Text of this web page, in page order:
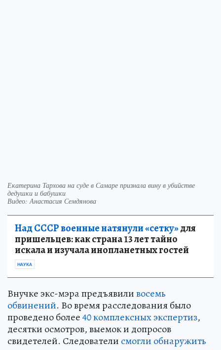
Екатерина Тархова на суде в Самаре признала вину в убийстве
дедушки и бабушки
Видео: Анастасия Семдянова
Над СССР военные натянули «сетку»для
пришельцев: как страна 13 лет тайно
искала и изучала инопланетных гостей
НАУКА
Внучке экс-мэра предъявиливосемь
обвинений. Во время расследования было
проведено более40 комплексных экспертиз,
десятки осмотров, выемок и допросов
свидетелей. Следователи смогли обнаружить